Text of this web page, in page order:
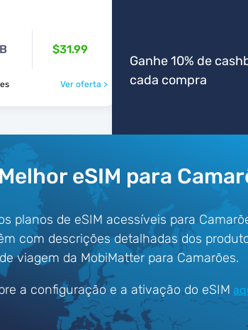
$31.99
Ver oferta >
Ganhe 10% de
cada compra
eSIM para
planos de eSIM acessíveis para
com descrições detalhadas dos
viagem da MobiMatter para Camarões.
a configuração e a ativação do eSIM